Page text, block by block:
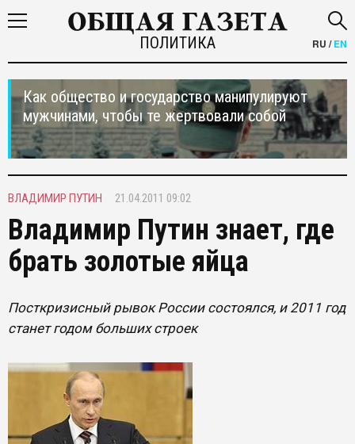
ПОЛИТИКА RU /EN
Как общество и государство манипулируют
мужчинами, чтобы те жертвовали собой
ВЛАДИМИР ПУТИН 21.04.2011 09:02
Владимир Путин знает, где
брать золотые яйца
Посткризисный рывок России состоялся, и 2011 год
станет годом больших строек